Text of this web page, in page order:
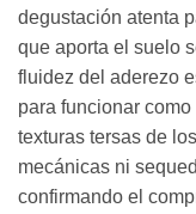
degustación atenta
que aporta el suelo
fluidez del aderezo
para funcionar
texturas tersas de
mecánicas ni
confirmando el